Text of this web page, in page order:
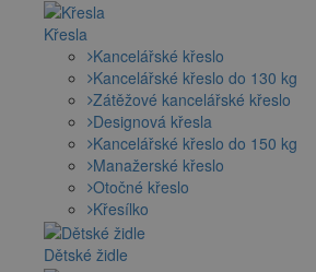
Křesla
Kancelářské křeslo
Kancelářské křeslo do 130 kg
Zátěžové kancelářské křeslo
Designová křesla
Kancelářské křeslo do 150 kg
Manažerské křeslo
Otočné křeslo
Křesílko
Dětské židle